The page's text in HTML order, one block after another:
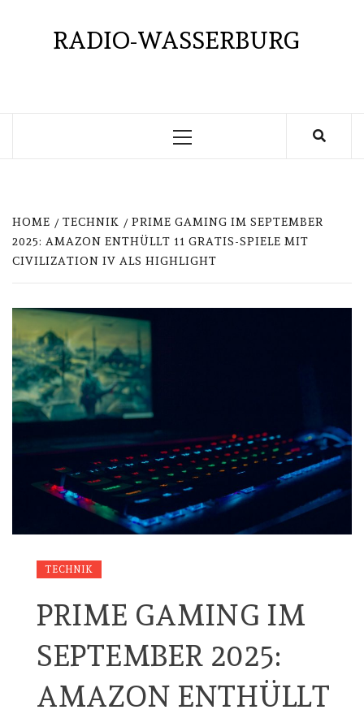
RADIO-WASSERBURG
Primary
HOME TECHNIK
PRIME GAMING IM SEPTEMBER
2025: AMAZON ENTHÜLLT 11 GRATIS-SPIELE MIT
CIVILIZATION IV ALS HIGHLIGHT
TECHNIK
PRIME GAMING IM
SEPTEMBER 2025:
AMAZON ENTHÜLLT